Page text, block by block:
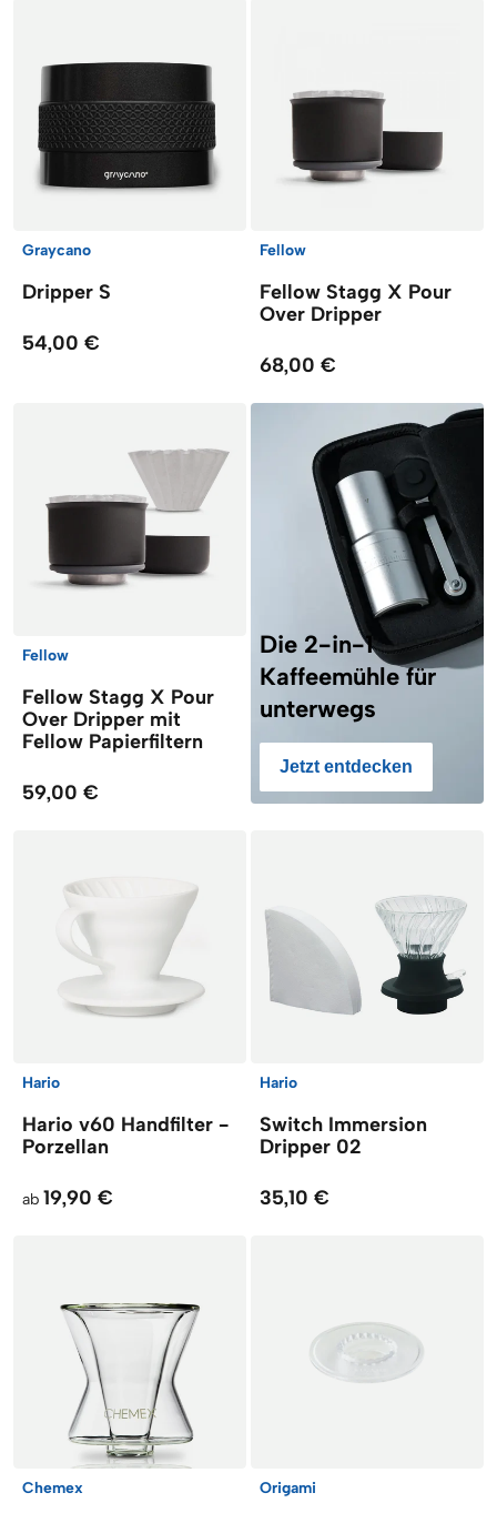
Graycano
Dripper S
54,00 €
Fellow
Fellow Stagg X Pour
Over Dripper
68,00 €
Fellow
Fellow Stagg X Pour
Over Dripper mit
Fellow Papierfiltern
59,00 €
Die 2-in-1
Kaffeemühle für
unterwegs
Jetzt entdecken
Hario
Hario v60 Handfilter -
Porzellan
ab 19,90 €
Hario
Switch Immersion
Dripper 02
35,10 €
Chemex Origami